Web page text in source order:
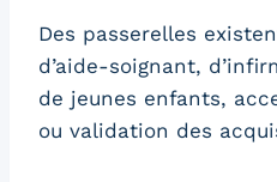
Des passerelles
d’aide-soignant,
de jeunes enfants,
ou validation des